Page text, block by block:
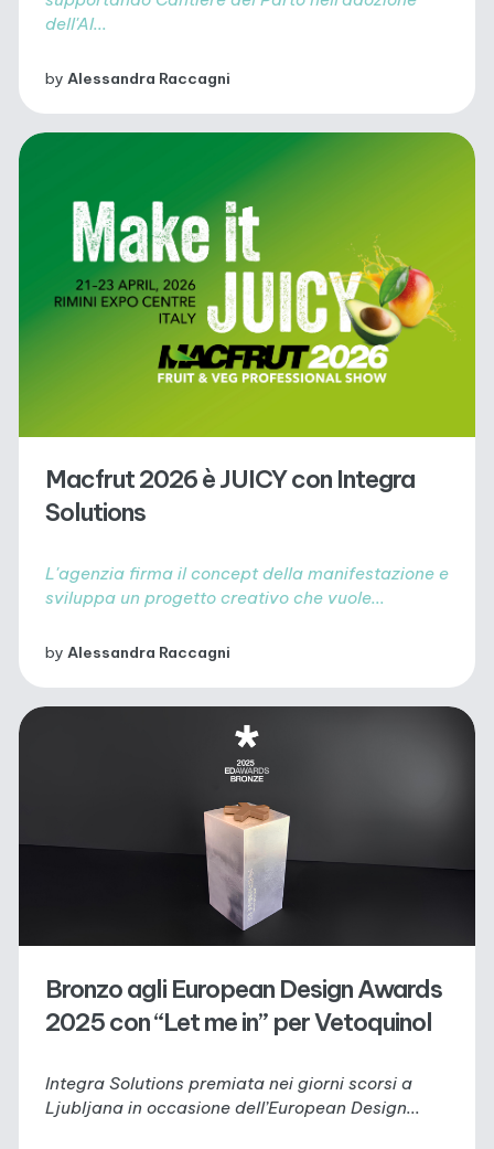
dell'AI...
by Alessandra Raccagni
Macfrut 2026 è JUICY con Integra
Solutions
L'agenzia firma il concept della manifestazione e
sviluppa un progetto creativo che vuole...
by Alessandra Raccagni
Bronzo agli European Design Awards
2025 con “Let me in” per Vetoquinol
Integra Solutions premiata nei giorni scorsi a
Ljubljana in occasione dell’European Design...